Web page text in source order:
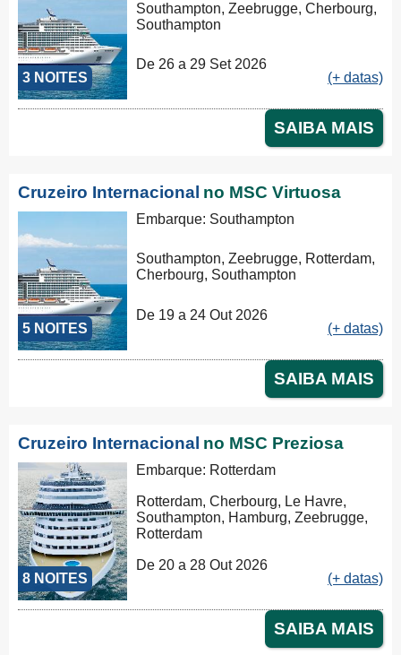
3 NOITES
Southampton, Zeebrugge, Cherbourg,
Southampton
De 26 a 29 Set 2026
(+ datas)
SAIBA MAIS
Cruzeiro Internacional no MSC Virtuosa
5 NOITES
Embarque: Southampton
Southampton, Zeebrugge, Rotterdam,
Cherbourg, Southampton
De 19 a 24 Out 2026
(+ datas)
SAIBA MAIS
Cruzeiro Internacional no MSC Preziosa
8 NOITES
Embarque: Rotterdam
Rotterdam, Cherbourg, Le Havre,
Southampton, Hamburg, Zeebrugge,
Rotterdam
De 20 a 28 Out 2026
(+ datas)
SAIBA MAIS